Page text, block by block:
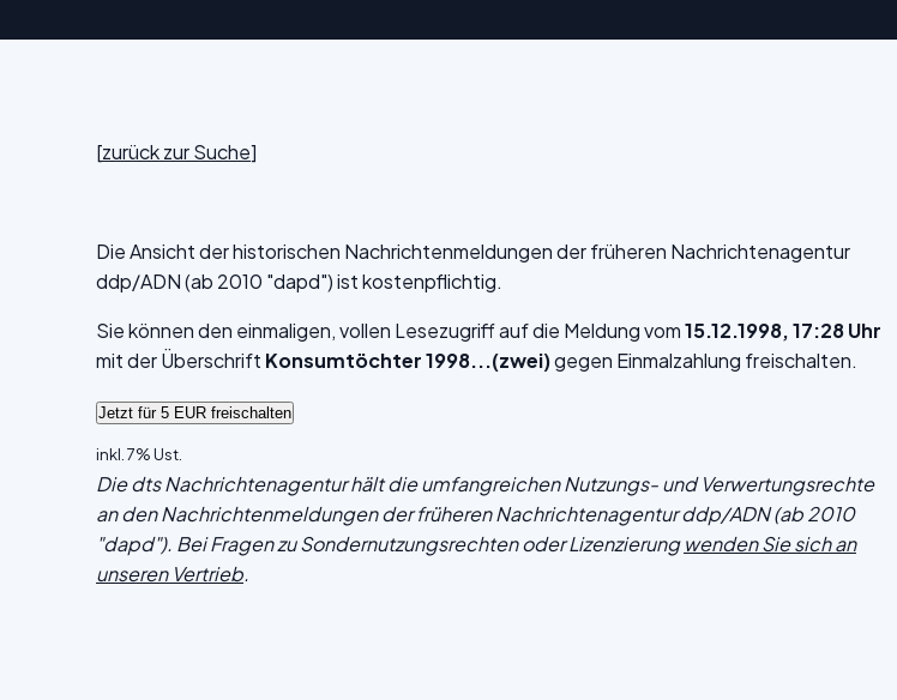
[zurück zur Suche]
Die Ansicht der historischen Nachrichtenmeldungen der früheren Nachrichtenagentur
ddp/ADN (ab 2010 "dapd") ist kostenpflichtig.
Sie können den einmaligen, vollen Lesezugriff auf die Meldung vom15.12.1998, 17:28 Uhr
mit der Überschrift Konsumtöchter 1998...(zwei)gegen Einmalzahlung freischalten.
inkl. 7% Ust.
Die dts Nachrichtenagentur hält die umfangreichen Nutzungs- und Verwertungsrechte
an den Nachrichtenmeldungen der früheren Nachrichtenagentur ddp/ADN (ab 2010
"dapd"). Bei Fragen zu Sondernutzungsrechten oder Lizenzierungwenden Sie sich an
unseren Vertrieb.